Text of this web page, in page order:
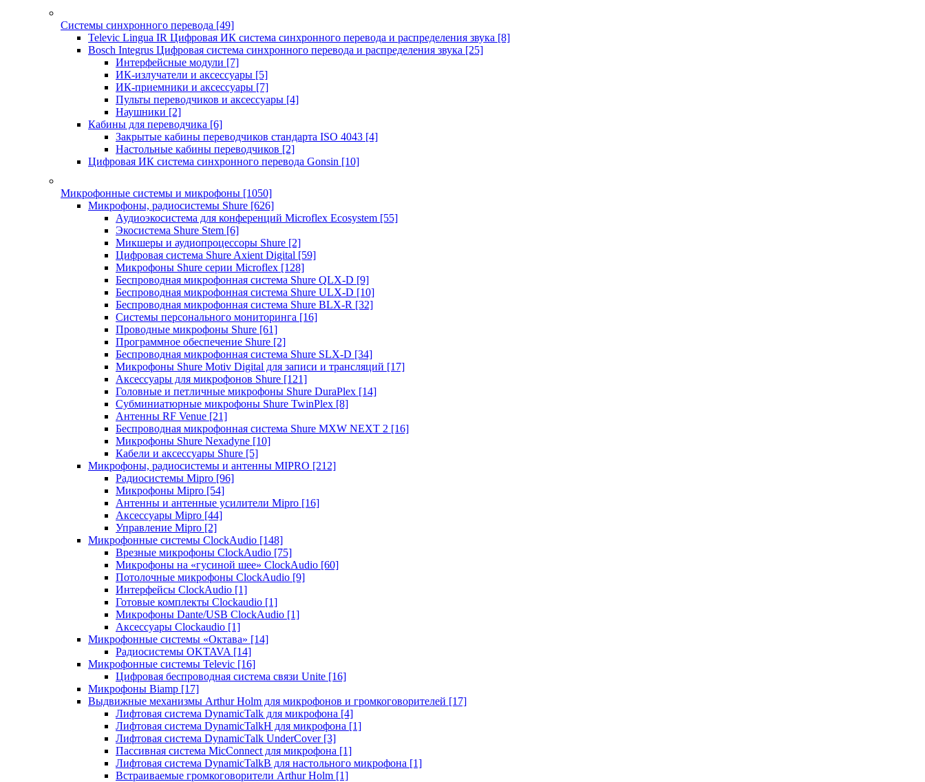
Системы синхронного перевода [49]
Televic Lingua IR Цифровая ИК система синхронного перевода и распределения звука [8]
Bosch Integrus Цифровая система синхронного перевода и распределения звука [25]
Интерфейсные модули [7]
ИК-излучатели и аксессуары [5]
ИК-приемники и аксессуары [7]
Пульты переводчиков и аксессуары [4]
Наушники [2]
Кабины для переводчика [6]
Закрытые кабины переводчиков стандарта ISO 4043 [4]
Настольные кабины переводчиков [2]
Цифровая ИК система синхронного перевода Gonsin [10]
Микрофонные системы и микрофоны [1050]
Микрофоны, радиосистемы Shure [626]
Аудиоэкосистема для конференций Microflex Ecosystem [55]
Экосистема Shure Stem [6]
Микшеры и аудиопроцессоры Shure [2]
Цифровая система Shure Axient Digital [59]
Микрофоны Shure серии Microflex [128]
Беспроводная микрофонная система Shure QLX-D [9]
Беспроводная микрофонная система Shure ULX-D [10]
Беспроводная микрофонная система Shure BLX-R [32]
Системы персонального мониторинга [16]
Проводные микрофоны Shure [61]
Программное обеспечение Shure [2]
Беспроводная микрофонная система Shure SLX-D [34]
Микрофоны Shure Motiv Digital для записи и трансляций [17]
Аксессуары для микрофонов Shure [121]
Головные и петличные микрофоны Shure DuraPlex [14]
Субминиатюрные микрофоны Shure TwinPlex [8]
Антенны RF Venue [21]
Беспроводная микрофонная система Shure MXW NEXT 2 [16]
Микрофоны Shure Nexadyne [10]
Кабели и аксессуары Shure [5]
Микрофоны, радиосистемы и антенны MIPRO [212]
Радиосистемы Mipro [96]
Микрофоны Mipro [54]
Антенны и антенные усилители Mipro [16]
Аксессуары Mipro [44]
Управление Mipro [2]
Микрофонные системы ClockAudio [148]
Врезные микрофоны ClockAudio [75]
Микрофоны на «гусиной шее» ClockAudio [60]
Потолочные микрофоны ClockAudio [9]
Интерфейсы ClockAudio [1]
Готовые комплекты Clockaudio [1]
Микрофоны Dante/USB ClockAudio [1]
Аксессуары Clockaudio [1]
Микрофонные системы «Октава» [14]
Радиосистемы OKTAVA [14]
Микрофонные системы Televic [16]
Цифровая беспроводная система связи Unite [16]
Микрофоны Biamp [17]
Выдвижные механизмы Arthur Holm для микрофонов и громкоговорителей [17]
Лифтовая система DynamicTalk для микрофона [4]
Лифтовая система DynamicTalkH для микрофона [1]
Лифтовая система DynamicTalk UnderCover [3]
Пассивная система MicConnect для микрофона [1]
Лифтовая система DynamicTalkB для настольного микрофона [1]
Встраиваемые громкоговорители Arthur Holm [1]